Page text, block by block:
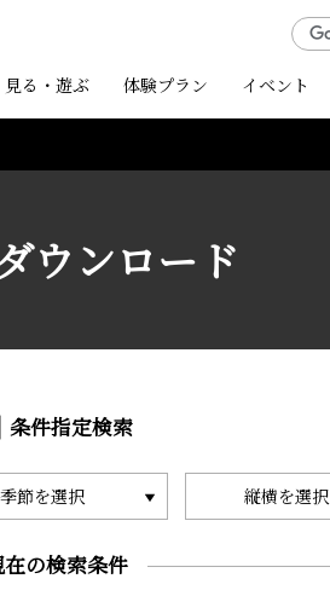
見る・遊ぶ 体験プラン イベント
ウンロード
条件指定検索
季節を選択 縦横を選択
の検索条件